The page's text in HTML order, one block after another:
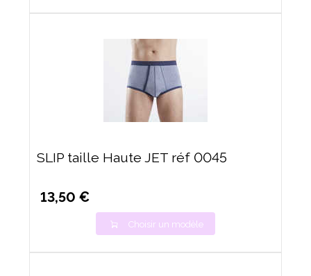
SLIP taille Haute JET réf 0045
13,50 €
Choisir un modèle